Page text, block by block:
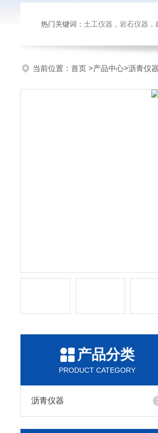
热门关键词： 土工仪器，岩石仪器，建
当前位置： 首页 >产品中心>沥青仪器
产品分类
PRODUCT CATEGORY
沥青仪器